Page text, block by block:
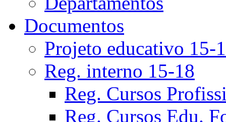
Documentos
Projeto educativo 15-
Reg. interno 15-18
Reg. Cursos
Reg. Cursos Edu.